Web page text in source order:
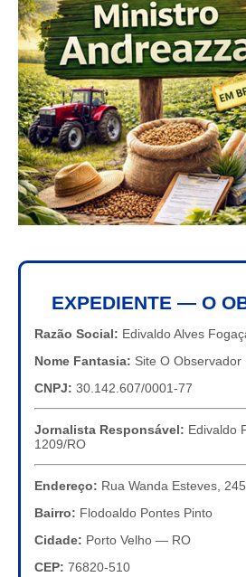
EXPEDIENTE — O
Razão Social: Edivaldo Alves
Nome Fantasia: Site O Observador
CNPJ: 30.142.607/0001-77
Jornalista Responsável: Edivaldo
1209/RO
Endereço: Rua Wanda Esteves,
Bairro: Flodoaldo Pontes Pinto
Cidade: Porto Velho — RO
CEP: 76820-510